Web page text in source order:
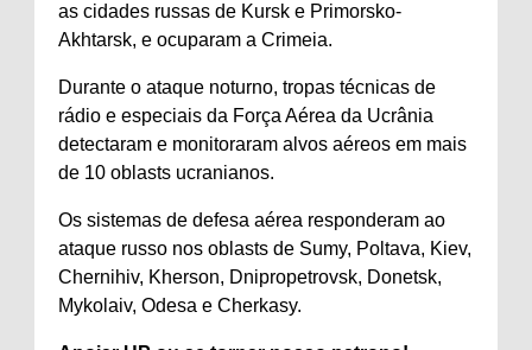
as cidades russas de Kursk e Primorsko-
Akhtarsk, e ocuparam a Crimeia.
Durante o ataque noturno, tropas técnicas de
rádio e especiais da Força Aérea da Ucrânia
detectaram e monitoraram alvos aéreos em mais
de 10 oblasts ucranianos.
Os sistemas de defesa aérea responderam ao
ataque russo nos oblasts de Sumy, Poltava, Kiev,
Chernihiv, Kherson, Dnipropetrovsk, Donetsk,
Mykolaiv, Odesa e Cherkasy.